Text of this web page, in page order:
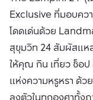
Exclusive ที่มอบคว
โดดเด่นด้วย
สุขุมวิท 24 สัมผัสแห
ให้คุณ กิน เที่ยว ช็อป
แห่งความหรูหรา ด้ว